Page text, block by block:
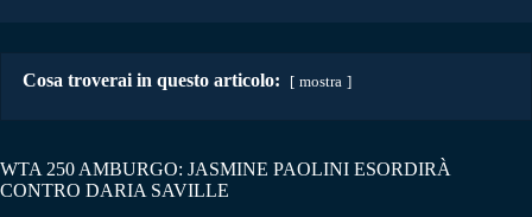
Cosa troverai in questo articolo: mostra
WTA 250 AMBURGO: JASMINE PAOLINI ESORDIRÀ
CONTRO DARIA SAVILLE